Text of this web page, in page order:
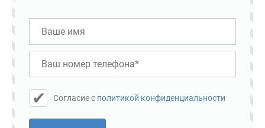
Cогласие с политикой конфиденциальности